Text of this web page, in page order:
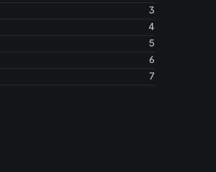
3
4
5
6
7